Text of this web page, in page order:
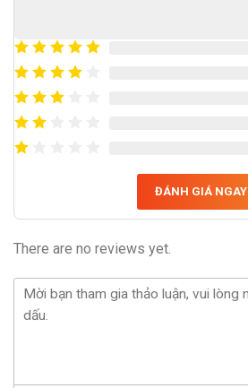
ĐÁNH GIÁ NGAY
There are no reviews yet.